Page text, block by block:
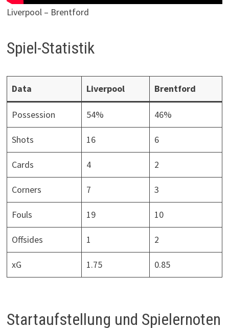
Liverpool – Brentford
Spiel-Statistik
Data Liverpool Brentford
Possession 54% 46%
Shots 16 6
Cards 4 2
Corners 7 3
Fouls 19 10
Offsides 1 2
xG 1.75 0.85
Startaufstellung und Spielernoten